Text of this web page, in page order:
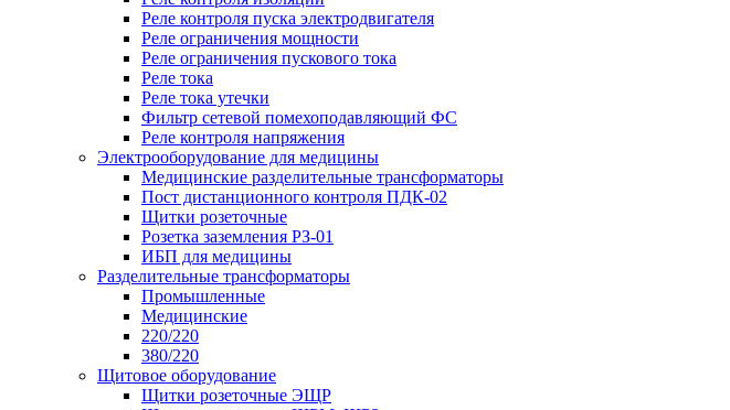
Реле контроля пуска электродвигателя
Реле ограничения мощности
Реле ограничения пускового тока
Реле тока
Реле тока утечки
Фильтр сетевой помехоподавляющий ФС
Реле контроля напряжения
Электрооборудование для медицины
Медицинские разделительные трансформаторы
Пост дистанционного контроля ПДК-02
Щитки розеточные
Розетка заземления РЗ-01
ИБП для медицины
Разделительные трансформаторы
Промышленные
Медицинские
220/220
380/220
Щитовое оборудование
Щитки розеточные ЭЩР